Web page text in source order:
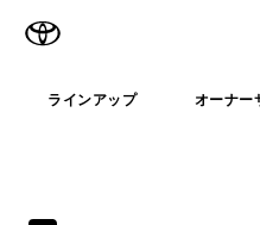
ラインアップ オーナー